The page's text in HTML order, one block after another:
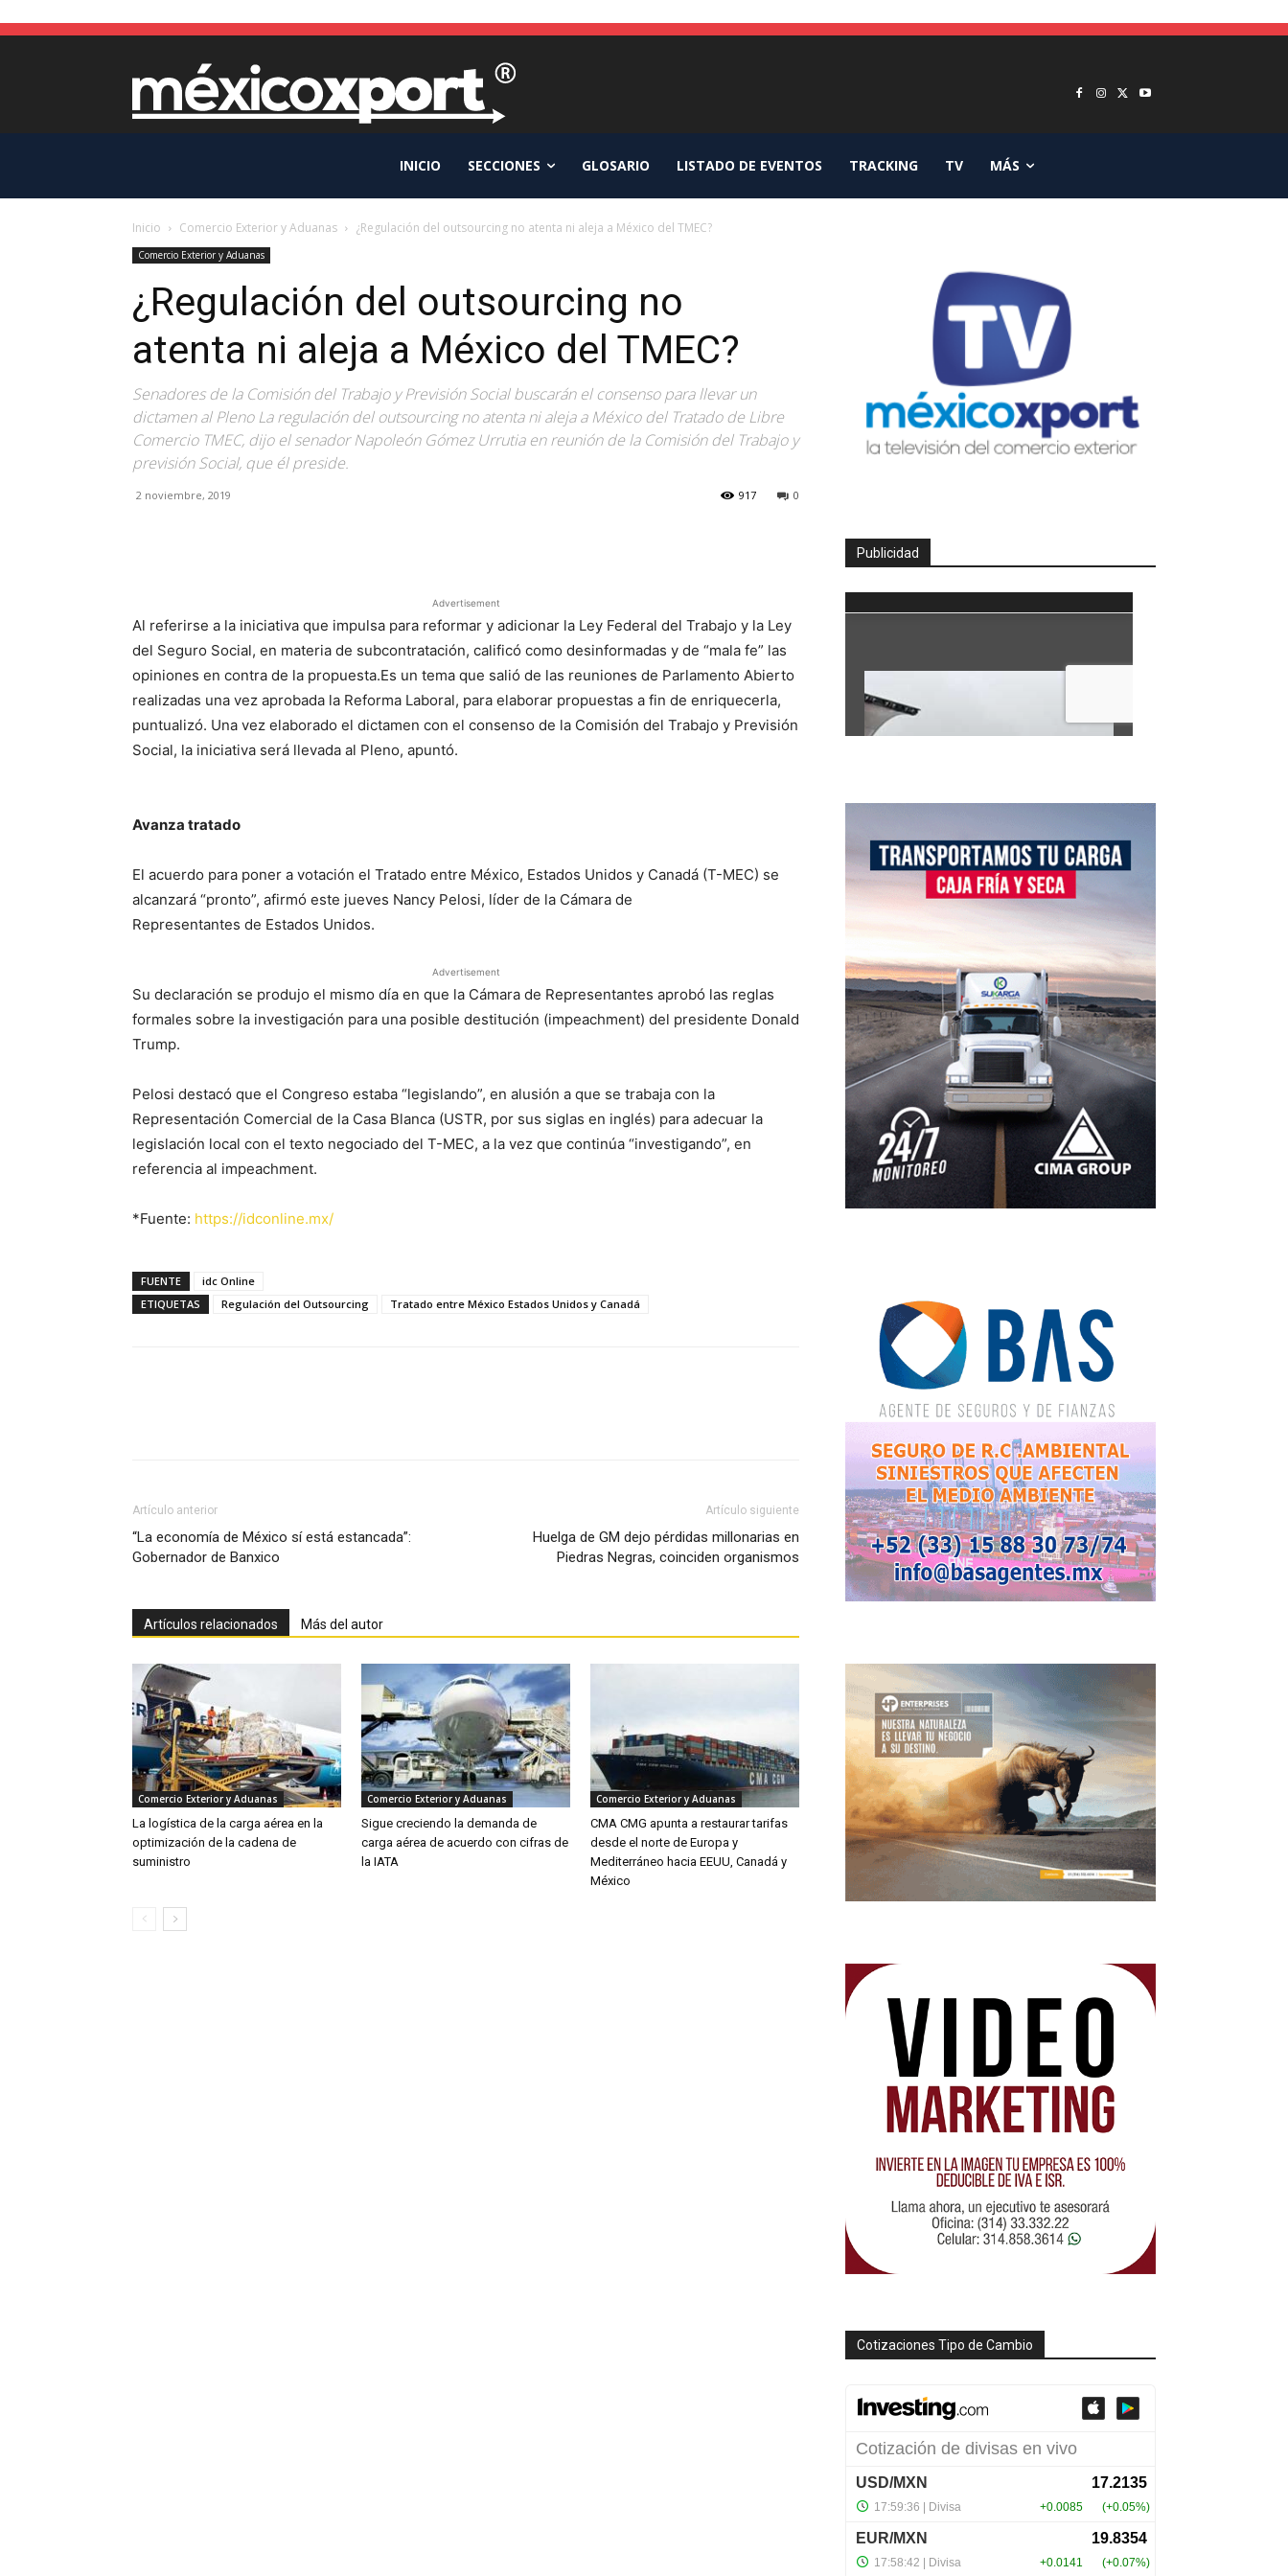
INICIO SECCIONES GLOSARIO LISTADO DE EVENTOS TRACKING TV MÁS
Inicio Comercio Exterior y Aduanas ¿Regulación del outsourcing no atenta ni aleja a México del TMEC?
Comercio Exterior y Aduanas
¿Regulación del outsourcing no
atenta ni aleja a México del TMEC?
Senadores de la Comisión del Trabajo y Previsión Social buscarán el consenso para llevar un
dictamen al Pleno La regulación del outsourcing no atenta ni aleja a México del Tratado de Libre
Comercio TMEC, dijo el senador Napoleón Gómez Urrutia en reunión de la Comisión del Trabajo y
previsión Social, que él preside.
2 noviembre, 2019 0
917
Advertisement
Al referirse a la iniciativa que impulsa para reformar y adicionar la Ley Federal del Trabajo y la Ley
del Seguro Social, en materia de subcontratación, calificó como desinformadas y de “mala fe” las
opiniones en contra de la propuesta.Es un tema que salió de las reuniones de Parlamento Abierto
realizadas una vez aprobada la Reforma Laboral, para elaborar propuestas a fin de enriquecerla,
puntualizó. Una vez elaborado el dictamen con el consenso de la Comisión del Trabajo y Previsión
Social, la iniciativa será llevada al Pleno, apuntó.
Avanza tratado
El acuerdo para poner a votación el Tratado entre México, Estados Unidos y Canadá (T-MEC) se
alcanzará “pronto”, afirmó este jueves Nancy Pelosi, líder de la Cámara de
Representantes de Estados Unidos.
Advertisement
Su declaración se produjo el mismo día en que la Cámara de Representantes aprobó las reglas
formales sobre la investigación para una posible destitución (impeachment) del presidente Donald
Trump.
Pelosi destacó que el Congreso estaba “legislando”, en alusión a que se trabaja con la
Representación Comercial de la Casa Blanca (USTR, por sus siglas en inglés) para adecuar la
legislación local con el texto negociado del T-MEC, a la vez que continúa “investigando”, en
referencia al impeachment.
*Fuente: https://idconline.mx/
FUENTE
idc Online
ETIQUETAS
Regulación del Outsourcing Tratado entre México Estados Unidos y Canadá
Artículo anterior
“La economía de México sí está estancada”:
Gobernador de Banxico
Artículo siguiente
Huelga de GM dejo pérdidas millonarias en
Piedras Negras, coinciden organismos
Artículos relacionados Más del autor
Comercio Exterior y Aduanas
La logística de la carga aérea en la
optimización de la cadena de
suministro
Comercio Exterior y Aduanas
Sigue creciendo la demanda de
carga aérea de acuerdo con cifras de
la IATA
Comercio Exterior y Aduanas
CMA CMG apunta a restaurar tarifas
desde el norte de Europa y
Mediterráneo hacia EEUU, Canadá y
México
Publicidad
Cotizaciones Tipo de Cambio